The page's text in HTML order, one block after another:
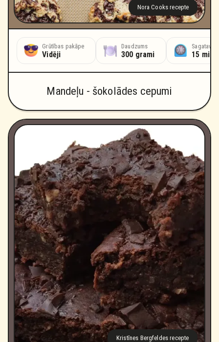
Nora Cooks recepte
Grūtības pakāpe
Vidēji
Daudzums
300 grami 15
Mandeļu - šokolādes cepumi
Kristīnes Bergfeldes recepte